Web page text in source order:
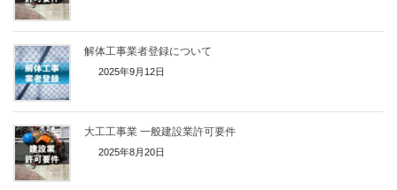
解体工事業者登録について
2025年9月12日
大工工事業 一般建設業許可要件
2025年8月20日